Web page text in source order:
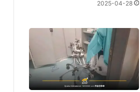
2025-04-28